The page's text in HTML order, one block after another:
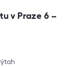
v Praze 6 –